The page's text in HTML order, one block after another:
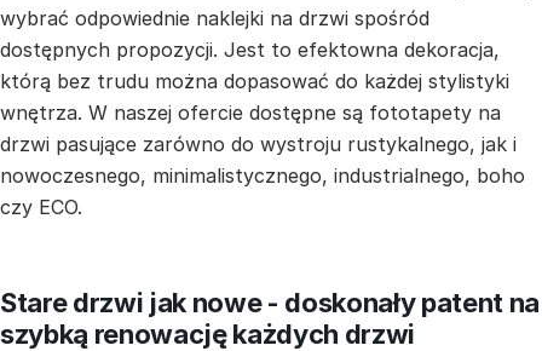
wybrać odpowiednie naklejki na drzwi spośród
dostępnych propozycji. Jest to efektowna dekoracja,
którą bez trudu można dopasować do każdej stylistyki
wnętrza. W naszej ofercie dostępne są fototapety na
drzwi pasujące zarówno do wystroju rustykalnego, jak i
nowoczesnego, minimalistycznego, industrialnego, boho
czy ECO.
Stare drzwi jak nowe - doskonały patent na
szybką renowację każdych drzwi